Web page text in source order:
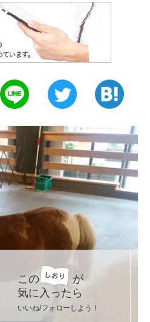
この
が
気に入ったら
いいね/フォローしよう！